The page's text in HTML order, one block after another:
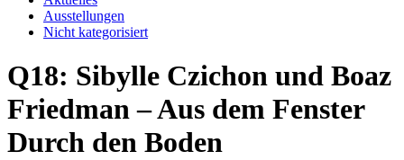
Ausstellungen
Nicht kategorisiert
Q18: Sibylle Czichon und Boaz
Friedman – Aus dem Fenster
Durch den Boden